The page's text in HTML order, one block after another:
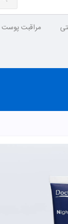
مراقبت پوست